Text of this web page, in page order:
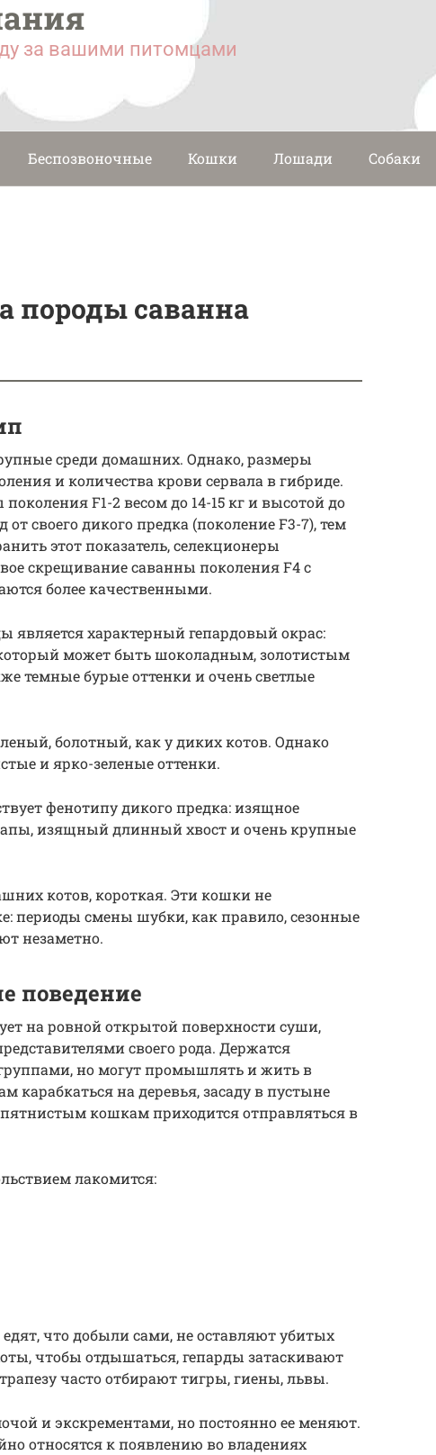
за вашими питомцами
Беспозвоночные Кошки Лошади Собаки
породы саванна
среди домашних. Однако, размеры
и количества крови сервала в гибриде.
F1-2 весом до 14-15 кг и высотой до
своего дикого предка (поколение F3-7), тем
этот показатель, селекционеры
скрещивание саванны поколения F4 с
более качественными.
является характерный гепардовый окрас:
может быть шоколадным, золотистым
темные бурые оттенки и очень светлые
болотный, как у диких котов. Однако
и ярко-зеленые оттенки.
фенотипу дикого предка: изящное
изящный длинный хвост и очень крупные
котов, короткая. Эти кошки не
периоды смены шубки, как правило, сезонные
незаметно.
поведение
на ровной открытой поверхности суши,
своего рода. Держатся
но могут промышлять и жить в
карабкаться на деревья, засаду в пустыне
кошкам приходится отправляться в
лакомится:
что добыли сами, не оставляют убитых
чтобы отдышаться, гепарды затаскивают
часто отбирают тигры, гиены, львы.
и экскрементами, но постоянно ее меняют.
относятся к появлению во владениях